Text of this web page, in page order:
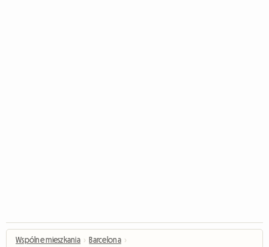
Wspólne mieszkania › Barcelona ›